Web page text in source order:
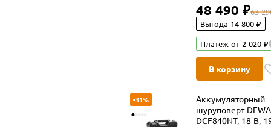
48 490 ₽63
Выгода 14 800 ₽
Платеж от 2 020 ₽
В корзину
-31%
Аккумуляторный
шуруповерт
DCF840NT, 18 В,